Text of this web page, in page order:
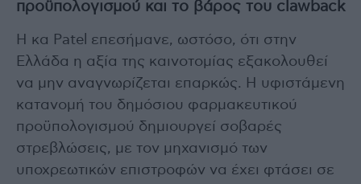
προϋπολογισμού και το βάρος του clawback
Η κα Patel επεσήμανε, ωστόσο, ότι στην
Ελλάδα η αξία της καινοτομίας εξακολουθεί
να μην αναγνωρίζεται επαρκώς. Η υφιστάμενη
κατανομή του δημόσιου φαρμακευτικού
προϋπολογισμού δημιουργεί σοβαρές
στρεβλώσεις, με τον μηχανισμό των
υποχρεωτικών επιστροφών να έχει φτάσει σε